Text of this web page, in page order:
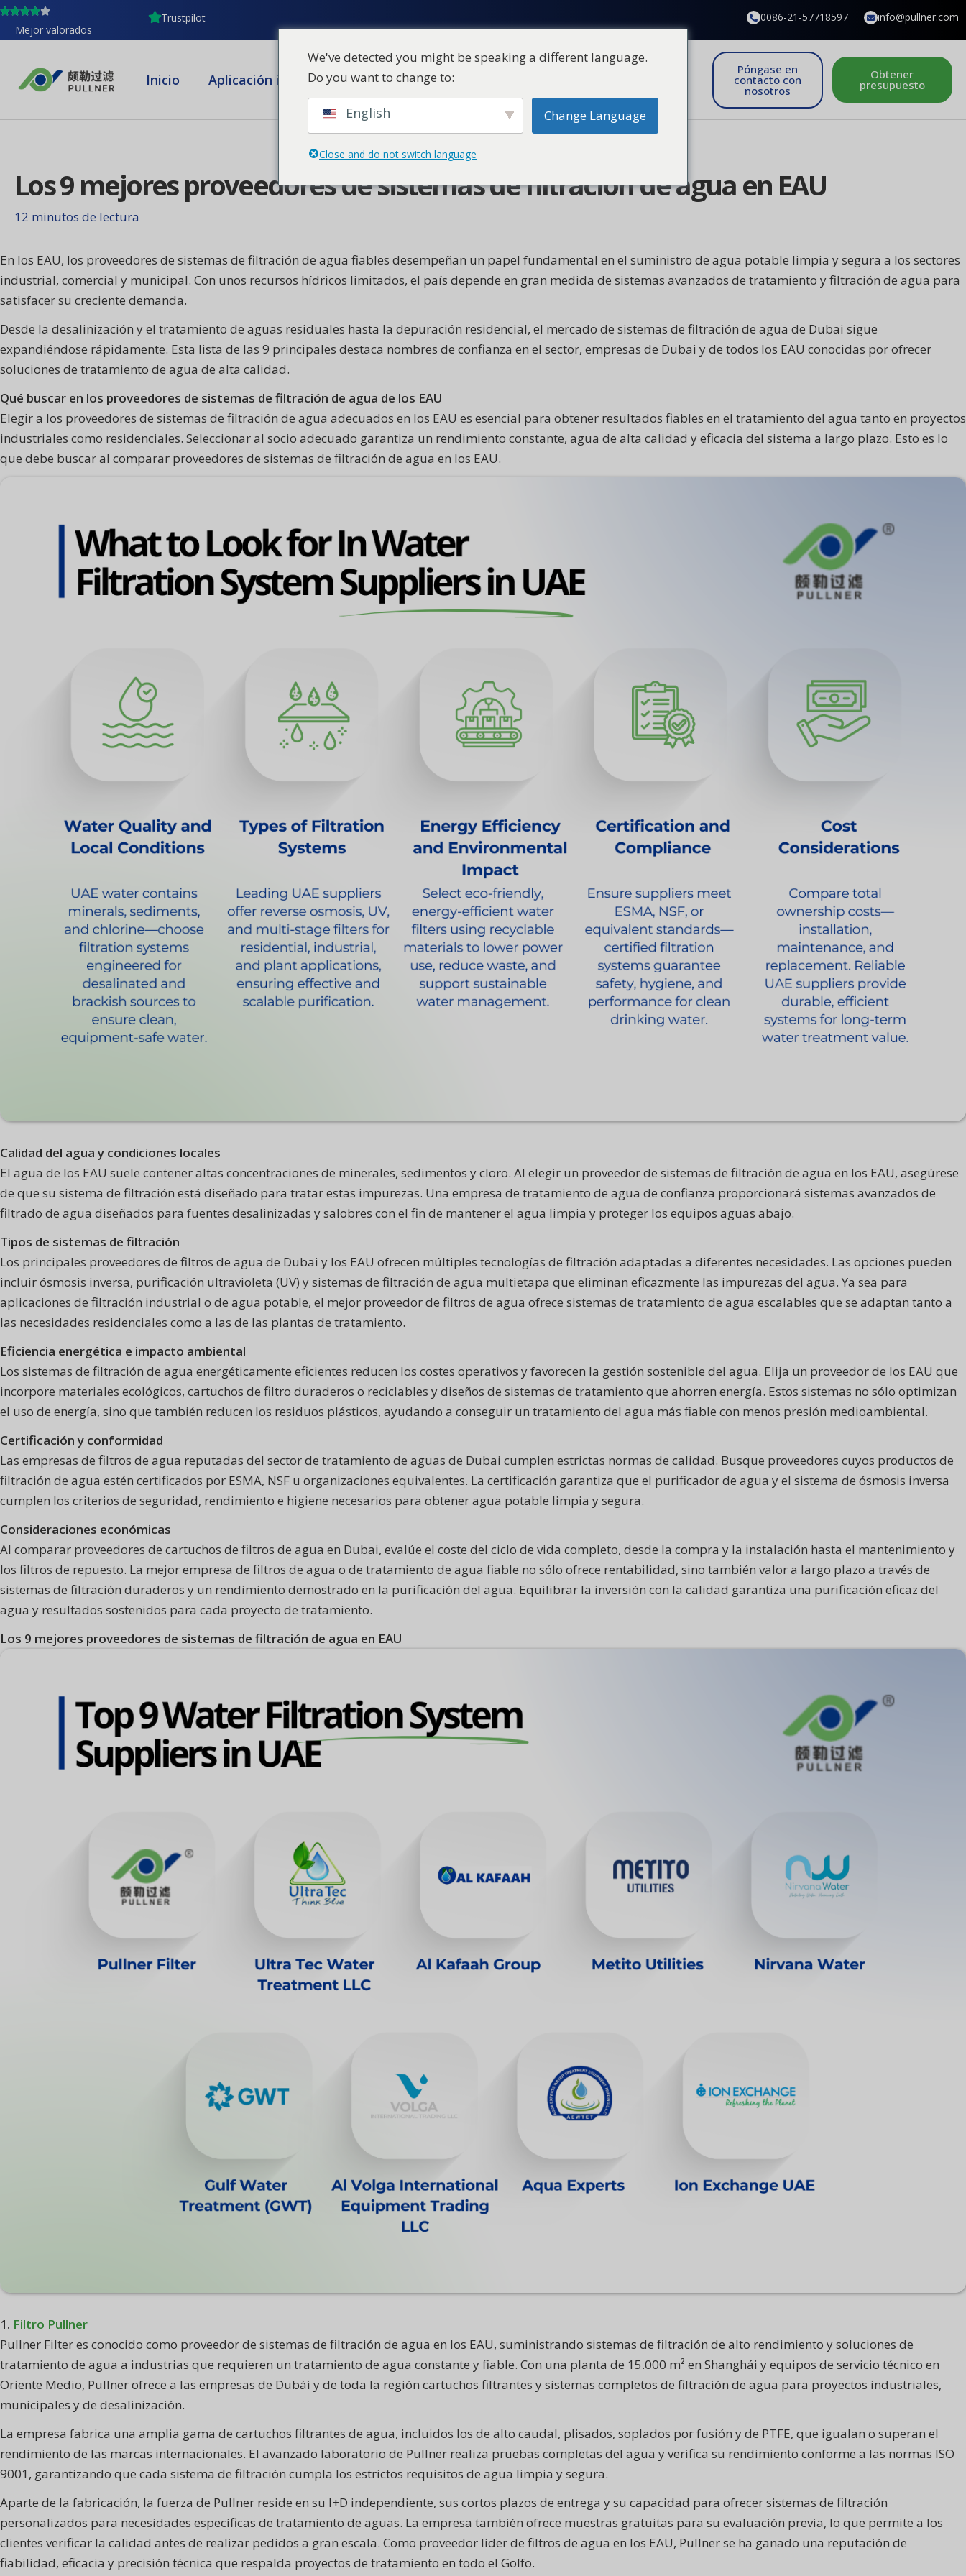
contenido
Ir
Mejor valorados
Trustpilot 0086-21-57718597 info@pullner.com
Inicio Aplicación industrial Productos
Póngase en
contacto con
nosotros
Obtener
presupuesto
Los 9 mejores proveedores de sistemas de filtración de agua en EAU
12 minutos de lectura
En los EAU, los proveedores de sistemas de filtración de agua fiables desempeñan un papel fundamental en el suministro de agua potable limpia y segura a los sectores
industrial, comercial y municipal. Con unos recursos hídricos limitados, el país depende en gran medida de sistemas avanzados de tratamiento y filtración de agua para
satisfacer su creciente demanda.
Desde la desalinización y el tratamiento de aguas residuales hasta la depuración residencial, el mercado de sistemas de filtración de agua de Dubai sigue
expandiéndose rápidamente. Esta lista de las 9 principales destaca nombres de confianza en el sector, empresas de Dubai y de todos los EAU conocidas por ofrecer
soluciones de tratamiento de agua de alta calidad.
Qué buscar en los proveedores de sistemas de filtración de agua de los EAU
Elegir a los proveedores de sistemas de filtración de agua adecuados en los EAU es esencial para obtener resultados fiables en el tratamiento del agua tanto en proyectos
industriales como residenciales. Seleccionar al socio adecuado garantiza un rendimiento constante, agua de alta calidad y eficacia del sistema a largo plazo. Esto es lo
que debe buscar al comparar proveedores de sistemas de filtración de agua en los EAU.
Calidad del agua y condiciones locales
El agua de los EAU suele contener altas concentraciones de minerales, sedimentos y cloro. Al elegir un proveedor de sistemas de filtración de agua en los EAU, asegúrese
de que su sistema de filtración está diseñado para tratar estas impurezas. Una empresa de tratamiento de agua de confianza proporcionará sistemas avanzados de
filtrado de agua diseñados para fuentes desalinizadas y salobres con el fin de mantener el agua limpia y proteger los equipos aguas abajo.
Tipos de sistemas de filtración
Los principales proveedores de filtros de agua de Dubai y los EAU ofrecen múltiples tecnologías de filtración adaptadas a diferentes necesidades. Las opciones pueden
incluir ósmosis inversa, purificación ultravioleta (UV) y sistemas de filtración de agua multietapa que eliminan eficazmente las impurezas del agua. Ya sea para
aplicaciones de filtración industrial o de agua potable, el mejor proveedor de filtros de agua ofrece sistemas de tratamiento de agua escalables que se adaptan tanto a
las necesidades residenciales como a las de las plantas de tratamiento.
Eficiencia energética e impacto ambiental
Los sistemas de filtración de agua energéticamente eficientes reducen los costes operativos y favorecen la gestión sostenible del agua. Elija un proveedor de los EAU que
incorpore materiales ecológicos, cartuchos de filtro duraderos o reciclables y diseños de sistemas de tratamiento que ahorren energía. Estos sistemas no sólo optimizan
el uso de energía, sino que también reducen los residuos plásticos, ayudando a conseguir un tratamiento del agua más fiable con menos presión medioambiental.
Certificación y conformidad
Las empresas de filtros de agua reputadas del sector de tratamiento de aguas de Dubai cumplen estrictas normas de calidad. Busque proveedores cuyos productos de
filtración de agua estén certificados por ESMA, NSF u organizaciones equivalentes. La certificación garantiza que el purificador de agua y el sistema de ósmosis inversa
cumplen los criterios de seguridad, rendimiento e higiene necesarios para obtener agua potable limpia y segura.
Consideraciones económicas
Al comparar proveedores de cartuchos de filtros de agua en Dubai, evalúe el coste del ciclo de vida completo, desde la compra y la instalación hasta el mantenimiento y
los filtros de repuesto. La mejor empresa de filtros de agua o de tratamiento de agua fiable no sólo ofrece rentabilidad, sino también valor a largo plazo a través de
sistemas de filtración duraderos y un rendimiento demostrado en la purificación del agua. Equilibrar la inversión con la calidad garantiza una purificación eficaz del
agua y resultados sostenidos para cada proyecto de tratamiento.
Los 9 mejores proveedores de sistemas de filtración de agua en EAU
1. Filtro Pullner
Pullner Filter es conocido como proveedor de sistemas de filtración de agua en los EAU, suministrando sistemas de filtración de alto rendimiento y soluciones de
tratamiento de agua a industrias que requieren un tratamiento de agua constante y fiable. Con una planta de 15.000 m² en Shanghái y equipos de servicio técnico en
Oriente Medio, Pullner ofrece a las empresas de Dubái y de toda la región cartuchos filtrantes y sistemas completos de filtración de agua para proyectos industriales,
municipales y de desalinización.
La empresa fabrica una amplia gama de cartuchos filtrantes de agua, incluidos los de alto caudal, plisados, soplados por fusión y de PTFE, que igualan o superan el
rendimiento de las marcas internacionales. El avanzado laboratorio de Pullner realiza pruebas completas del agua y verifica su rendimiento conforme a las normas ISO
9001, garantizando que cada sistema de filtración cumpla los estrictos requisitos de agua limpia y segura.
Aparte de la fabricación, la fuerza de Pullner reside en su I+D independiente, sus cortos plazos de entrega y su capacidad para ofrecer sistemas de filtración
personalizados para necesidades específicas de tratamiento de aguas. La empresa también ofrece muestras gratuitas para su evaluación previa, lo que permite a los
clientes verificar la calidad antes de realizar pedidos a gran escala. Como proveedor líder de filtros de agua en los EAU, Pullner se ha ganado una reputación de
fiabilidad, eficacia y precisión técnica que respalda proyectos de tratamiento en todo el Golfo.
We've detected you might be speaking a different language.
Do you want to change to:
English Change Language
Close and do not switch language